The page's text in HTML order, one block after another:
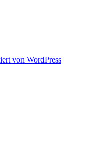
von WordPress